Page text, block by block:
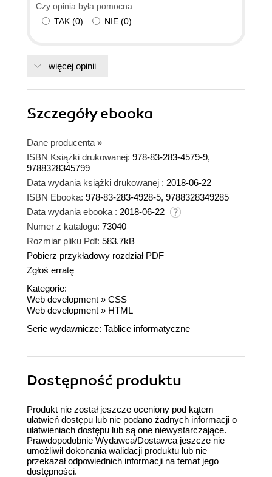
Czy opinia była pomocna:
TAK (0) NIE (0)
więcej opinii
Szczegółyebooka
Dane producenta »
ISBN Książki drukowanej: 978-83-283-4579-9,
9788328345799
Data wydania książki drukowanej : 2018-06-22
ISBN Ebooka: 978-83-283-4928-5, 9788328349285
Data wydania ebooka : 2018-06-22
Numer z katalogu: 73040
Rozmiar pliku Pdf: 583.7kB
Pobierz przykładowy rozdział PDF
Zgłoś erratę
Kategorie:
Web development » CSS
Web development » HTML
Serie wydawnicze: Tablice informatyczne
Dostępność produktu
Produkt nie został jeszcze oceniony pod kątem
ułatwień dostępu lub nie podano żadnych informacji o
ułatwieniach dostępu lub są one niewystarczające.
Prawdopodobnie Wydawca/Dostawca jeszcze nie
umożliwił dokonania walidacji produktu lub nie
przekazał odpowiednich informacji na temat jego
dostępności.